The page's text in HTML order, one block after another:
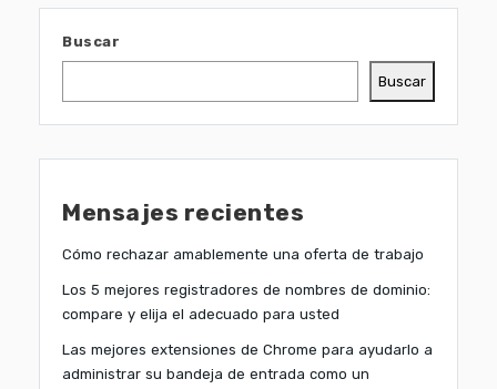
Buscar
Buscar
Mensajes recientes
Cómo rechazar amablemente una oferta de trabajo
Los 5 mejores registradores de nombres de dominio:
compare y elija el adecuado para usted
Las mejores extensiones de Chrome para ayudarlo a
administrar su bandeja de entrada como un